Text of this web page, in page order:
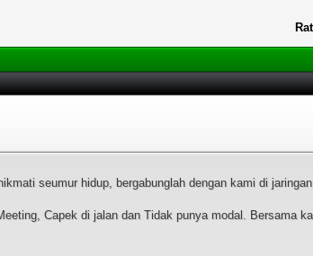
seumur hidup, bergabunglah dengan kami di
Capek di jalan dan Tidak punya modal. Bersama